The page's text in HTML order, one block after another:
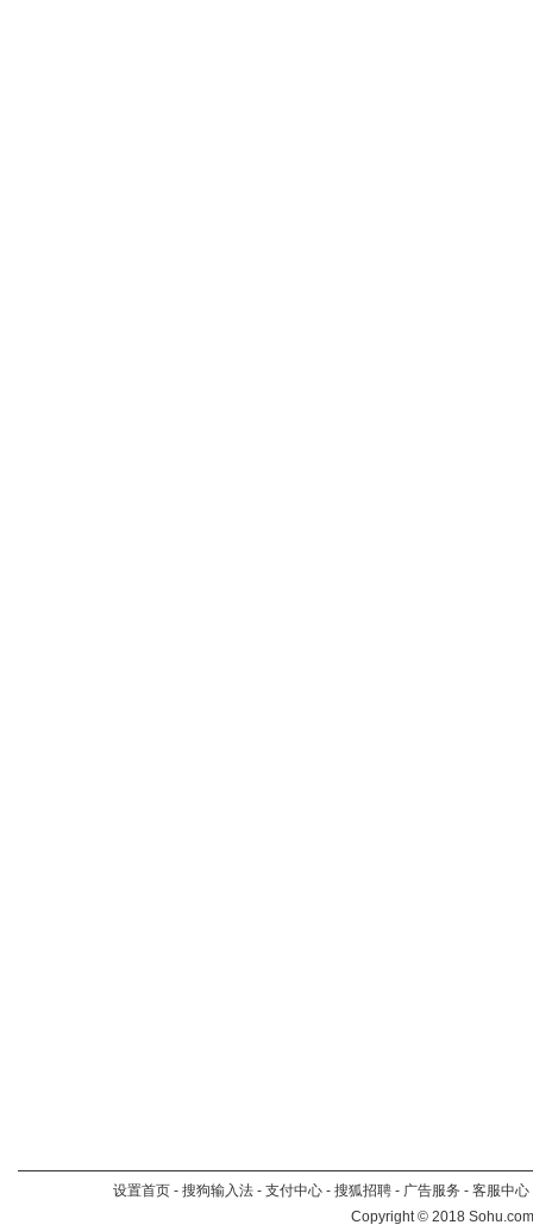
设置首页 - 搜狗输入法 - 支付中心 - 搜狐招聘 - 广告服务 - 客服中心
Copyright©2018